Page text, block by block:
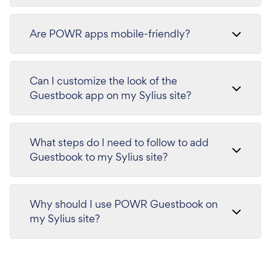
Are POWR apps mobile-friendly?
Can I customize the look of the
Guestbook app on my Sylius site?
What steps do I need to follow to add
Guestbook to my Sylius site?
Why should I use POWR Guestbook on
my Sylius site?